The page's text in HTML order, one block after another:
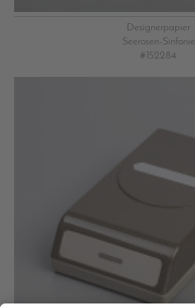
Designerpapier
Seerosen-Sinfonie
#152284